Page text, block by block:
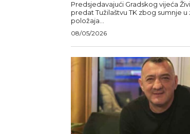
Predsjedavajući Gradskog vijeća
predat Tužilaštvu TK zbog sumnje
položaja...
08/05/2026